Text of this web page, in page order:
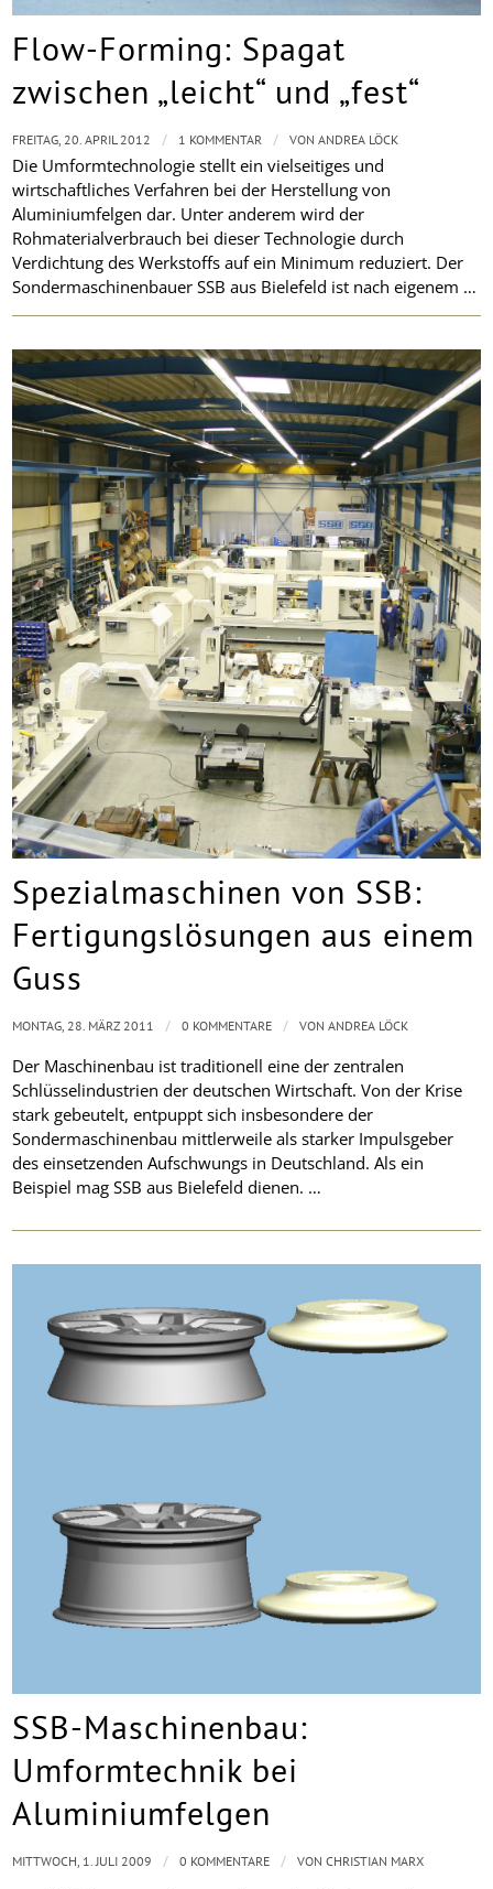
Flow-Forming: Spagat
zwischen „leicht“ und „fest“
Die Umformtechnologie stellt ein vielseitiges und
wirtschaftliches Verfahren bei der Herstellung von
Aluminiumfelgen dar. Unter anderem wird der
Rohmaterialverbrauch bei dieser Technologie durch
Verdichtung des Werkstoffs auf ein Minimum reduziert. Der
Sondermaschinenbauer SSB aus Bielefeld ist nach eigenem …
FREITAG, 20. APRIL 2012 / 1 KOMMENTAR / VONANDREA LÖCK
Spezialmaschinen von SSB:
Fertigungslösungen aus einem
Guss
Der Maschinenbau ist traditionell eine der zentralen
Schlüsselindustrien der deutschen Wirtschaft. Von der Krise
stark gebeutelt, entpuppt sich insbesondere der
Sondermaschinenbau mittlerweile als starker Impulsgeber
des einsetzenden Aufschwungs in Deutschland. Als ein
Beispiel mag SSB aus Bielefeld dienen. …
MONTAG, 28. MÄRZ 2011 / 0 KOMMENTARE / VONANDREA LÖCK
SSB-Maschinenbau:
Umformtechnik bei
Aluminiumfelgen
MITTWOCH, 1. JULI 2009 / 0 KOMMENTARE / VONCHRISTIAN MARX